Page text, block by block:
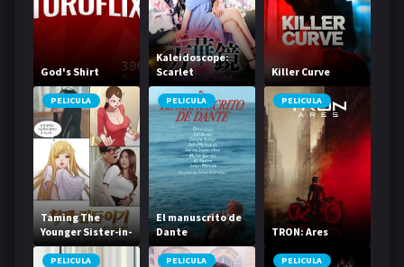
God's Shirt
Kaleidoscope:
Scarlet
Temptation for
Ladies
Killer Curve
PELICULA
Taming The
Younger Sister-in-
Law Origin
PELICULA
El manuscrito de
Dante
PELICULA
TRON: Ares
PELICULA PELICULA PELICULA